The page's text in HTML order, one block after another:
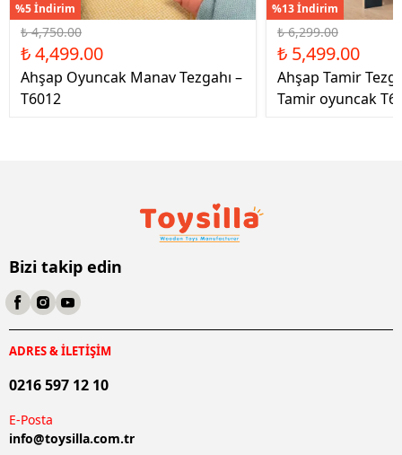
%5 İndirim
₺ 4,750.00
₺ 4,499.00
Ahşap Oyuncak Manav Tezgahı –
T6012
%13 İndirim
₺ 6,299.00
₺ 5,499.00
Ahşap Tamir
Tamir oyuncak
Bizi takip edin
ADRES & İLETİŞİM
0216 597 12 10
E-Posta
info@toysilla.com.tr